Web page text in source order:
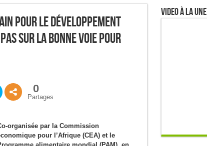
pour le développement
sur la bonne voie pour
0
Partages
organisée par la Commission
pour l’Afrique (CEA) et le
Video à la Une